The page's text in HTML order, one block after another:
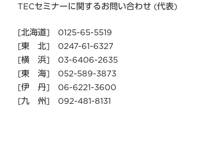
TECセミナーに関するお問い合わせ (代表)
[北海道] 0125-65-5519
[東 北] 0247-61-6327
[横 浜] 03-6406-2635
[東 海] 052-589-3873
[伊 丹] 06-6221-3600
[九 州] 092-481-8131